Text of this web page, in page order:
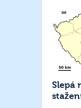
Slepá